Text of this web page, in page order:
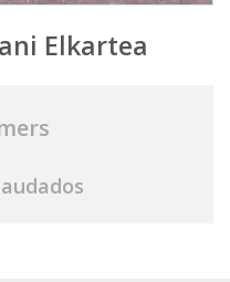
Elkartea